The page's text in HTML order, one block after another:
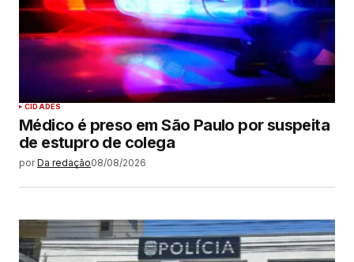
CIDADES
Médico é preso em São Paulo por suspeita
de estupro de colega
por Da redação08/08/2026